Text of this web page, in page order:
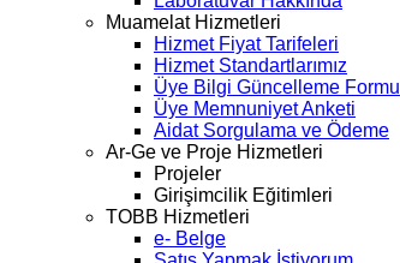
Muamelat Hizmetleri
Hizmet Fiyat Tarifeleri
Hizmet Standartlarımız
Üye Bilgi Güncelleme Formu
Üye Memnuniyet Anketi
Aidat Sorgulama ve Ödeme
Ar-Ge ve Proje Hizmetleri
Projeler
Girişimcilik Eğitimleri
TOBB Hizmetleri
e- Belge